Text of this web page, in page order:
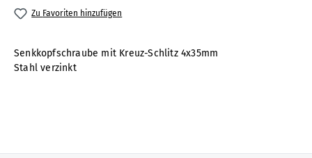
Zu Favoriten hinzufügen
Senkkopfschraube mit Kreuz-Schlitz 4x35mm
Stahl verzinkt